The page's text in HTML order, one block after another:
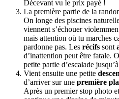
Décevant vu le prix payé !
La première partie de la
On longe des piscines
viennent s’échouer
mais attention où tu marches
pardonne pas. Les récifs sont
d’inattention peut être fatale.
petite partie d’escalade
Vient ensuite une petite
d’arriver sur une première
Après un premier stop photo